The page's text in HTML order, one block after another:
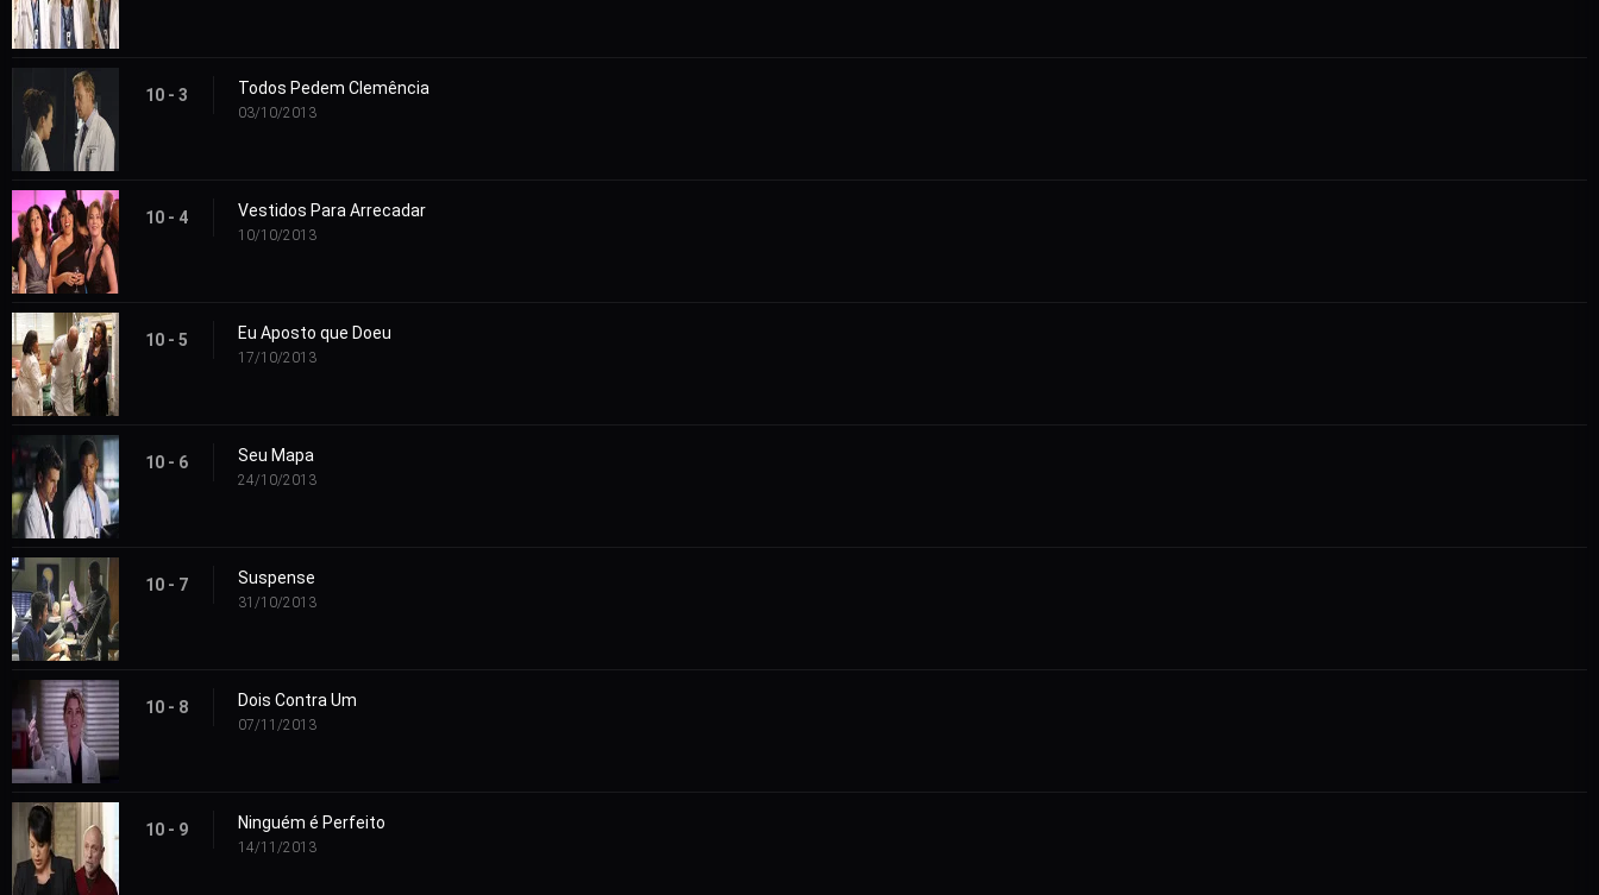
10 - 3 Todos Pedem Clemência
03/10/2013
10 - 4 Vestidos Para Arrecadar
10/10/2013
10 - 5 Eu Aposto que Doeu
17/10/2013
10 - 6 Seu Mapa
24/10/2013
10 - 7 Suspense
31/10/2013
10 - 8 Dois Contra Um
07/11/2013
10 - 9 Ninguém é Perfeito
14/11/2013